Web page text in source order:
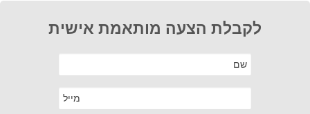
לקבלת הצעה מותאמת אישית